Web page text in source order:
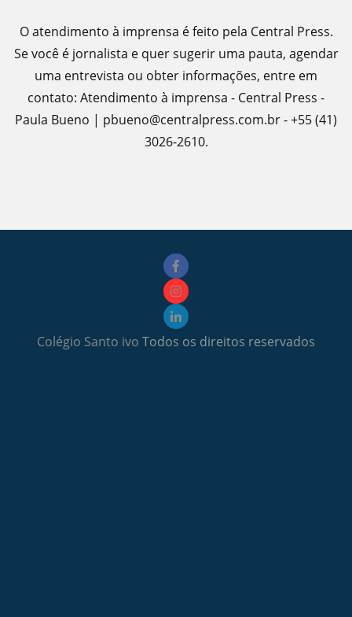
O atendimento à imprensa é feito pela Central Press.
Se você é jornalista e quer sugerir uma pauta, agendar
uma entrevista ou obter informações, entre em
contato: Atendimento à imprensa - Central Press -
Paula Bueno | pbueno@centralpress.com.br - +55 (41)
3026-2610.
Colégio Santo ivo Todos os direitos reservados